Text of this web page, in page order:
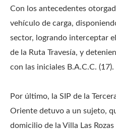
Con los antecedentes
vehículo de carga,
sector, logrando interceptar
de la Ruta Travesía, y
con las iniciales B.A.C.C. (17).
Por último, la SIP de la
Oriente detuvo a un sujeto,
domicilio de la Villa Las